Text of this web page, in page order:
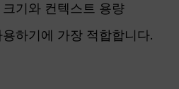
기와 컨텍스트 용량
하기에 가장 적합합니다.